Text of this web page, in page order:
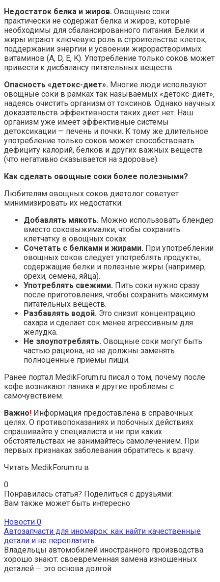
Недостаток белка и жиров. Овощные соки
практически не содержат белка и жиров, которые
необходимы для сбалансированного питания. Белки и
жиры играют ключевую роль в строительстве клеток,
поддержании энергии и усвоении жирорастворимых
витаминов (A, D, E, K). Употребление только соков может
привести к дисбалансу питательных веществ.
Опасность «детокс-диет». Многие люди используют
овощные соки в рамках так называемых «детокс-диет»,
надеясь очистить организм от токсинов. Однако научных
доказательств эффективности таких диет нет. Наш
организм уже имеет эффективные системы
детоксикации — печень и почки. К тому же длительное
употребление только соков может способствовать
дефициту калорий, белков и других важных веществ
(что негативно сказывается на здоровье).
Как сделать овощные соки более полезными?
Любителям овощных соков диетолог советует
минимизировать их недостатки:
Добавлять мякоть. Можно использовать блендер
вместо соковыжималки, чтобы сохранить
клетчатку в овощных соках.
Сочетать с белками и жирами. При употреблении
овощных соков следует употреблять продукты,
содержащие белки и полезные жиры (например,
орехи, семена, яйца).
Употреблять свежими. Пить соки нужно сразу
после приготовления, чтобы сохранить максимум
питательных веществ.
Разбавлять водой. Это снизит концентрацию
сахара и сделает сок менее агрессивным для
желудка.
Не злоупотреблять. Овощные соки могут быть
частью рациона, но не должны заменять
полноценные приёмы пищи.
Ранее портал MedikForum.ru писал о том, почему после
кофе возникают паника и другие проблемы с
самочувствием.
Важно! Информация предоставлена в справочных
целях. О противопоказаниях и побочных действиях
спрашивайте у специалиста и ни при каких
обстоятельствах не занимайтесь самолечением. При
первых признаках заболевания обратитесь к врачу.
Читать MedikForum.ru в
0
Понравилась статья? Поделиться с друзьями:
Вам также может быть интересно
Новости 0
Автозапчасти для иномарок: как найти качественные
детали и не переплатить
Владельцы автомобилей иностранного производства
хорошо знают: своевременная замена изношенных
деталей — это основа долгой